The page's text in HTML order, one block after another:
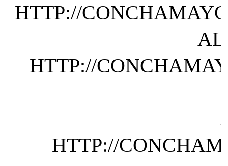
HTTP://
HTTP://
HTTP://